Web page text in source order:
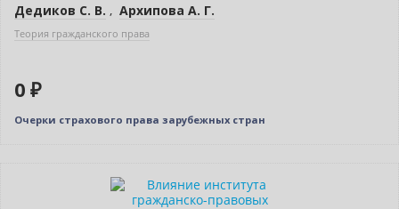
Дедиков С. В. , Архипова А. Г.
Теория гражданского права
0 ₽
Очерки страхового права зарубежных стран